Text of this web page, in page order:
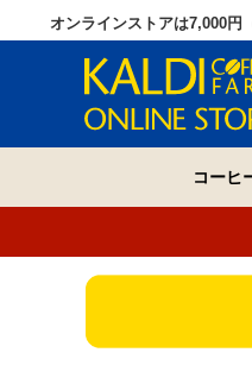
オンラインストアは7,000円
コーヒ